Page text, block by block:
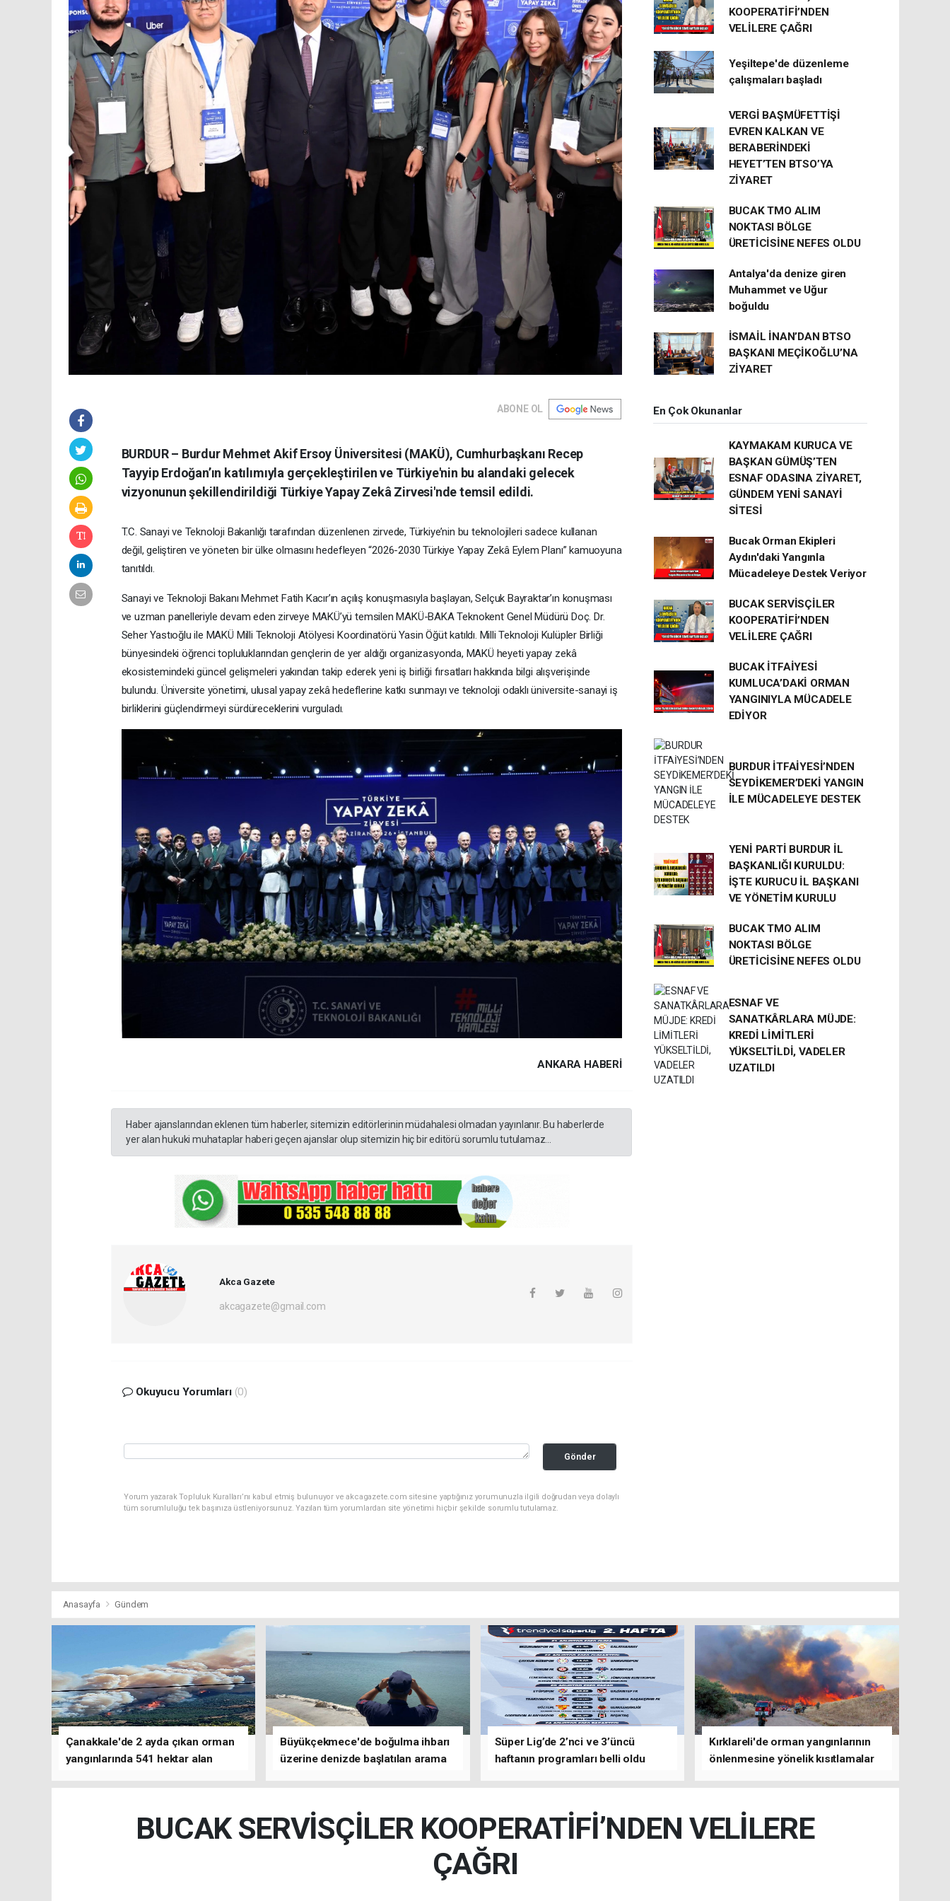
ABONE OL
BURDUR – Burdur Mehmet Akif Ersoy Üniversitesi (MAKÜ), Cumhurbaşkanı Recep
Tayyip Erdoğan’ın katılımıyla gerçekleştirilen ve Türkiye'nin bu alandaki gelecek
vizyonunun şekillendirildiği Türkiye Yapay Zekâ Zirvesi'nde temsil edildi.
T.C. Sanayi ve Teknoloji Bakanlığı tarafından düzenlenen zirvede, Türkiye’nin bu teknolojileri sadece kullanan
değil, geliştiren ve yöneten bir ülke olmasını hedefleyen “2026-2030 Türkiye Yapay Zekâ Eylem Planı” kamuoyuna
tanıtıldı.
Sanayi ve Teknoloji Bakanı Mehmet Fatih Kacır’ın açılış konuşmasıyla başlayan, Selçuk Bayraktar’ın konuşması
ve uzman panelleriyle devam eden zirveye MAKÜ’yü temsilen MAKÜ-BAKA Teknokent Genel Müdürü Doç. Dr.
Seher Yastıoğlu ile MAKÜ Milli Teknoloji Atölyesi Koordinatörü Yasin Öğüt katıldı. Milli Teknoloji Kulüpler Birliği
bünyesindeki öğrenci topluluklarından gençlerin de yer aldığı organizasyonda, MAKÜ heyeti yapay zekâ
ekosistemindeki güncel gelişmeleri yakından takip ederek yeni iş birliği fırsatları hakkında bilgi alışverişinde
bulundu. Üniversite yönetimi, ulusal yapay zekâ hedeflerine katkı sunmayı ve teknoloji odaklı üniversite-sanayi iş
birliklerini güçlendirmeyi sürdüreceklerini vurguladı.
ANKARA HABERİ
Haber ajanslarından eklenen tüm haberler, sitemizin editörlerinin müdahalesi olmadan yayınlanır. Bu haberlerde
yer alan hukuki muhataplar haberi geçen ajanslar olup sitemizin hiç bir editörü sorumlu tutulamaz...
Akca Gazete
akcagazete@gmail.com
Okuyucu Yorumları (0)
Gönder
Yorum yazarak Topluluk Kuralları’nı kabul etmiş bulunuyor ve akcagazete.com sitesine yaptığınız yorumunuzla ilgili doğrudan veya dolaylı
tüm sorumluluğu tek başınıza üstleniyorsunuz. Yazılan tüm yorumlardan site yönetimi hiçbir şekilde sorumlu tutulamaz.
KOOPERATİFİ’NDEN
VELİLERE ÇAĞRI
Yeşiltepe'de düzenleme
çalışmaları başladı
VERGİ BAŞMÜFETTİŞİ
EVREN KALKAN VE
BERABERİNDEKİ
HEYET’TEN BTSO’YA
ZİYARET
BUCAK TMO ALIM
NOKTASI BÖLGE
ÜRETİCİSİNE NEFES OLDU
Antalya'da denize giren
Muhammet ve Uğur
boğuldu
İSMAİL İNAN’DAN BTSO
BAŞKANI MEÇİKOĞLU’NA
ZİYARET
En Çok Okunanlar
KAYMAKAM KURUCA VE
BAŞKAN GÜMÜŞ’TEN
ESNAF ODASINA ZİYARET,
GÜNDEM YENİ SANAYİ
SİTESİ
Bucak Orman Ekipleri
Aydın'daki Yangınla
Mücadeleye Destek Veriyor
BUCAK SERVİSÇİLER
KOOPERATİFİ’NDEN
VELİLERE ÇAĞRI
BUCAK İTFAİYESİ
KUMLUCA’DAKİ ORMAN
YANGINIYLA MÜCADELE
EDİYOR
BURDUR İTFAİYESİ’NDEN
SEYDİKEMER’DEKİ YANGIN
İLE MÜCADELEYE DESTEK
YENİ PARTİ BURDUR İL
BAŞKANLIĞI KURULDU:
İŞTE KURUCU İL BAŞKANI
VE YÖNETİM KURULU
BUCAK TMO ALIM
NOKTASI BÖLGE
ÜRETİCİSİNE NEFES OLDU
ESNAF VE
SANATKÂRLARA MÜJDE:
KREDİ LİMİTLERİ
YÜKSELTİLDİ, VADELER
UZATILDI
Anasayfa Gündem
Çanakkale'de 2 ayda çıkan orman
yangınlarında 541 hektar alan
Büyükçekmece'de boğulma ihbarı
üzerine denizde başlatılan arama
Süper Lig’de 2’nci ve 3’üncü
haftanın programları belli oldu
Kırklareli'de orman yangınlarının
önlenmesine yönelik kısıtlamalar
BUCAK SERVİSÇİLER KOOPERATİFİ’NDEN VELİLERE
ÇAĞRI